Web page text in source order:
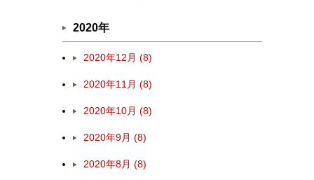
2020年
2020年12月 (8)
2020年11月 (8)
2020年10月 (8)
2020年9月 (8)
2020年8月 (8)